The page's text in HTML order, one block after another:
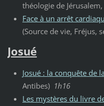
théologie de
Face à un arrêt
(Source de vie, Fréjus,
Josué
Josué : la conquête de
Antibes) 1h16
Les mystères du livre